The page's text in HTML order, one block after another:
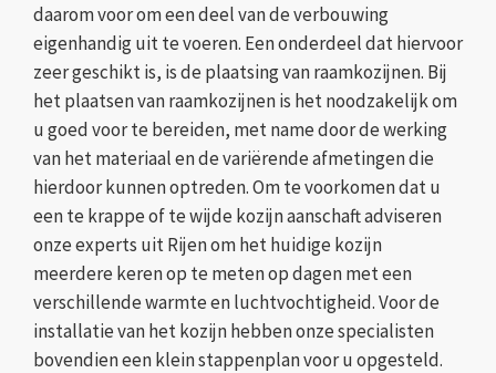
daarom voor om een deel van de verbouwing
eigenhandig uit te voeren. Een onderdeel dat hiervoor
zeer geschikt is, is de plaatsing van raamkozijnen. Bij
het plaatsen van raamkozijnen is het noodzakelijk om
u goed voor te bereiden, met name door de werking
van het materiaal en de variërende afmetingen die
hierdoor kunnen optreden. Om te voorkomen dat u
een te krappe of te wijde kozijn aanschaft adviseren
onze experts uit Rijen om het huidige kozijn
meerdere keren op te meten op dagen met een
verschillende warmte en luchtvochtigheid. Voor de
installatie van het kozijn hebben onze specialisten
bovendien een klein stappenplan voor u opgesteld.